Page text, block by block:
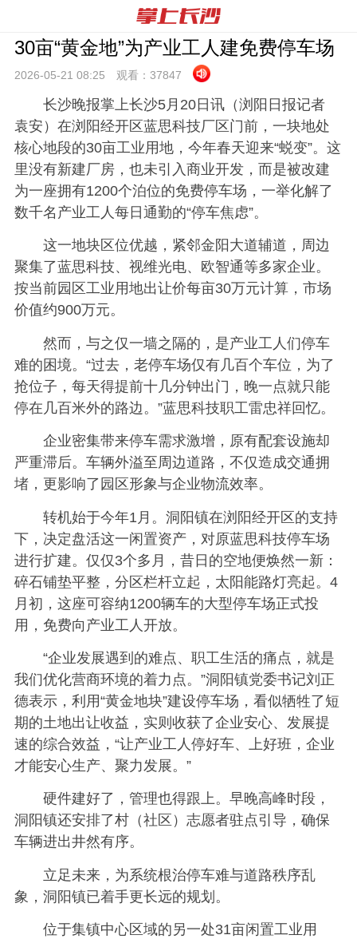
30亩“黄金地”为产业工人建免费停车场
2026-05-21 08:25 观看： 37847
长沙晚报掌上长沙5月20日讯（浏阳日报记者
袁安） 在浏阳经开区蓝思科技厂区门前，一块地处
核心地段的30亩工业用地，今年春天迎来“蜕变”。这
里没有新建厂房，也未引入商业开发，而是被改建
为一座拥有1200个泊位的免费停车场，一举化解了
数千名产业工人每日通勤的“停车焦虑”。
这一地块区位优越，紧邻金阳大道辅道，周边
聚集了蓝思科技、视维光电、欧智通等多家企业。
按当前园区工业用地出让价每亩30万元计算，市场
价值约900万元。
然而，与之仅一墙之隔的，是产业工人们停车
难的困境。“过去，老停车场仅有几百个车位，为了
抢位子，每天得提前十几分钟出门，晚一点就只能
停在几百米外的路边。”蓝思科技职工雷忠祥回忆。
企业密集带来停车需求激增，原有配套设施却
严重滞后。车辆外溢至周边道路，不仅造成交通拥
堵，更影响了园区形象与企业物流效率。
转机始于今年1月。洞阳镇在浏阳经开区的支持
下，决定盘活这一闲置资产，对原蓝思科技停车场
进行扩建。仅仅3个多月，昔日的空地便焕然一新：
碎石铺垫平整，分区栏杆立起，太阳能路灯亮起。4
月初，这座可容纳1200辆车的大型停车场正式投
用，免费向产业工人开放。
“企业发展遇到的难点、职工生活的痛点，就是
我们优化营商环境的着力点。”洞阳镇党委书记刘正
德表示，利用“黄金地块”建设停车场，看似牺牲了短
期的土地出让收益，实则收获了企业安心、发展提
速的综合效益，“让产业工人停好车、上好班，企业
才能安心生产、聚力发展。”
硬件建好了，管理也得跟上。早晚高峰时段，
洞阳镇还安排了村（社区）志愿者驻点引导，确保
车辆进出井然有序。
立足未来，为系统根治停车难与道路秩序乱
象，洞阳镇已着手更长远的规划。
位于集镇中心区域的另一处31亩闲置工业用